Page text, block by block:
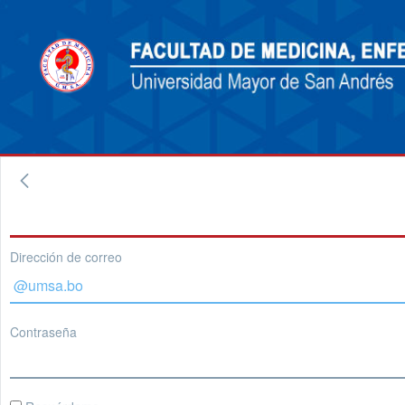
Dirección de correo
Contraseña